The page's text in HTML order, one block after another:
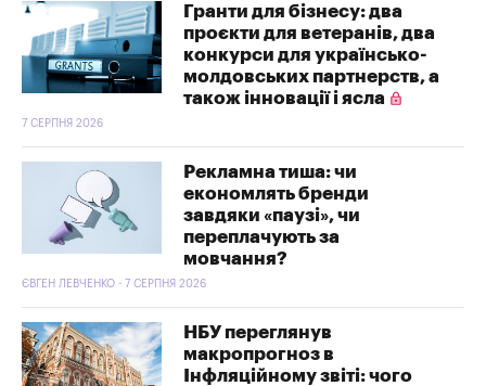
Гранти для бізнесу: два
проєкти для ветеранів, два
конкурси для українсько-
молдовських партнерств, а
також інновації і ясла
7 СЕРПНЯ 2026
Рекламна тиша: чи
економлять бренди
завдяки «паузі», чи
переплачують за
мовчання?
ЄВГЕН ЛЕВЧЕНКО - 7 СЕРПНЯ 2026
НБУ переглянув
макропрогноз в
Інфляційному звіті: чого